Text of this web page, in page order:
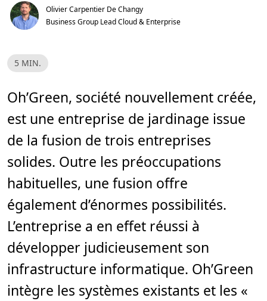
Olivier Carpentier De Changy
Business Group Lead Cloud & Enterprise
T
e
s
d
l
e
t
r
e
5
n
5 MIN.
Oh’Green, société nouvellement créée,
est une entreprise de jardinage issue
de la fusion de trois entreprises
solides. Outre les préoccupations
habituelles, une fusion offre
également d’énormes possibilités.
L’entreprise a en effet réussi à
développer judicieusement son
infrastructure informatique. Oh’Green
intègre les systèmes existants et les «